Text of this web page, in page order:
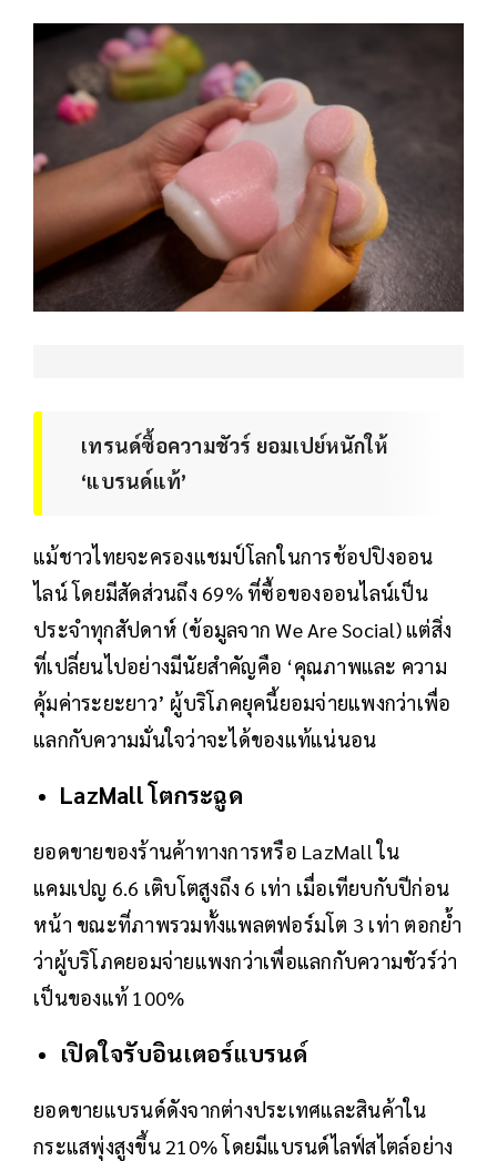
เทรนด์ซื้อความชัวร์ ยอมเปย์หนักให้
‘แบรนด์แท้’
แม้ชาวไทยจะครองแชมป์โลกในการช้อปปิงออน
ไลน์ โดยมีสัดส่วนถึง 69% ที่ซื้อของออนไลน์เป็น
ประจำทุกสัปดาห์ (ข้อมูลจาก We Are Social) แต่สิ่ง
ที่เปลี่ยนไปอย่างมีนัยสำคัญคือ ‘คุณภาพและ ความ
คุ้มค่าระยะยาว’ ผู้บริโภคยุคนี้ยอมจ่ายแพงกว่าเพื่อ
แลกกับความมั่นใจว่าจะได้ของแท้แน่นอน
LazMall โตกระฉูด
ยอดขายของร้านค้าทางการหรือ LazMall ใน
แคมเปญ 6.6 เติบโตสูงถึง 6 เท่า เมื่อเทียบกับปีก่อน
หน้า ขณะที่ภาพรวมทั้งแพลตฟอร์มโต 3 เท่า ตอกย้ำ
ว่าผู้บริโภคยอมจ่ายแพงกว่าเพื่อแลกกับความชัวร์ว่า
เป็นของแท้ 100%
เปิดใจรับอินเตอร์แบรนด์
ยอดขายแบรนด์ดังจากต่างประเทศและสินค้าใน
กระแสพุ่งสูงขึ้น 210% โดยมีแบรนด์ไลฟ์สไตล์อย่าง